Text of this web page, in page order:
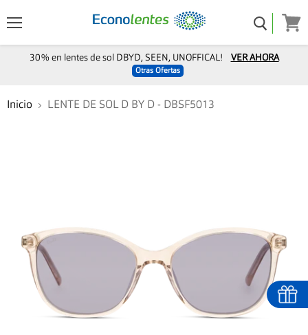
30% en lentes de sol DBYD, SEEN, UNOFFICAL! VER AHORA
Otras Ofertas
Inicio LENTE DE SOL D BY D - DBSF5013